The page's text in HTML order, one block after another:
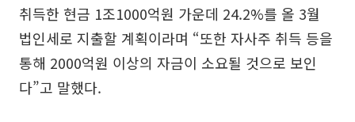
취득한 현금 1조1000억원 가운데 24.2%를 올 3월
법인세로 지출할 계획이라며 “또한 자사주 취득 등을
통해 2000억원 이상의 자금이 소요될 것으로 보인
다”고 말했다.